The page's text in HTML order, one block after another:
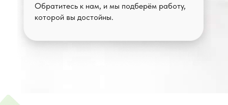
Обратитесь к нам, и мы подберём работу,
которой вы достойны.